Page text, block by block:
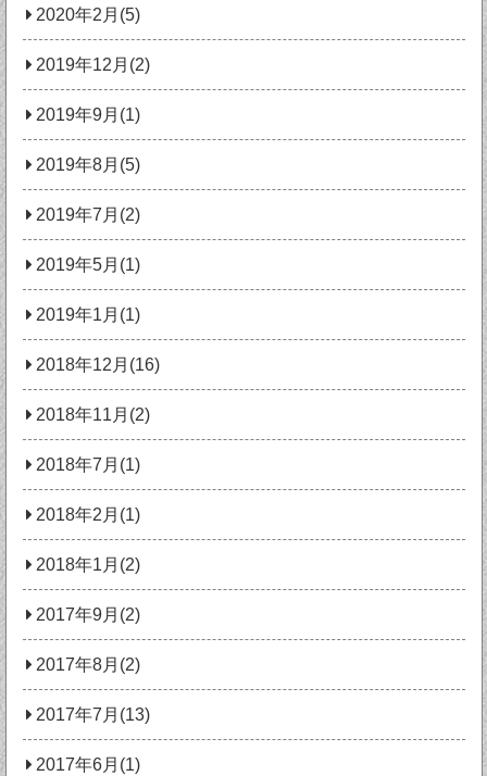
2020年2月(5)
2019年12月(2)
2019年9月(1)
2019年8月(5)
2019年7月(2)
2019年5月(1)
2019年1月(1)
2018年12月(16)
2018年11月(2)
2018年7月(1)
2018年2月(1)
2018年1月(2)
2017年9月(2)
2017年8月(2)
2017年7月(13)
2017年6月(1)